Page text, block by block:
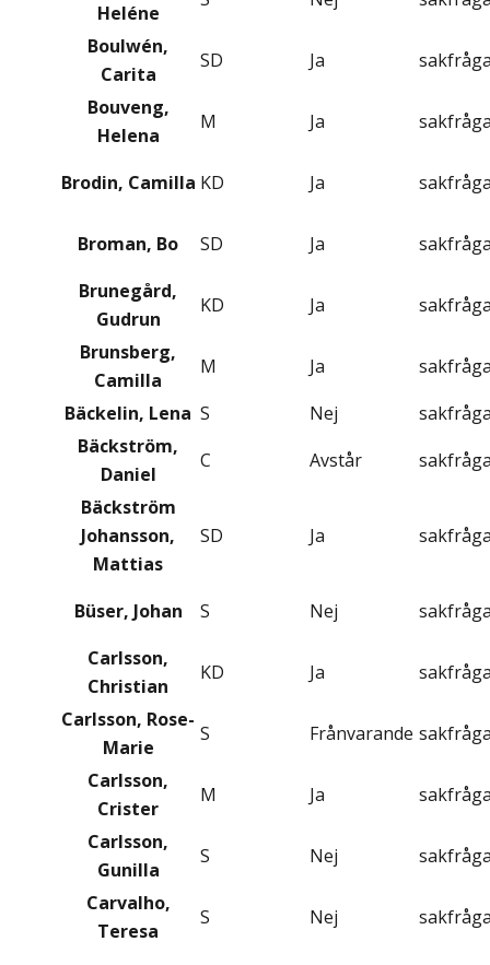
Heléne
Boulwén,
Carita
SD Ja
Bouveng,
Helena
M Ja
Brodin, Camilla KD Ja
Broman, Bo SD Ja
Brunegård,
Gudrun
KD Ja
Brunsberg,
Camilla
M Ja
Bäckelin, Lena S Nej
Bäckström,
Daniel
C Avstår
Bäckström
Johansson,
Mattias
SD Ja
Büser, Johan S Nej
Carlsson,
Christian
KD Ja
Carlsson, Rose-
Marie
S Frånvarande
Carlsson,
Crister
M Ja
Carlsson,
Gunilla
S Nej
Carvalho,
Teresa
S Nej